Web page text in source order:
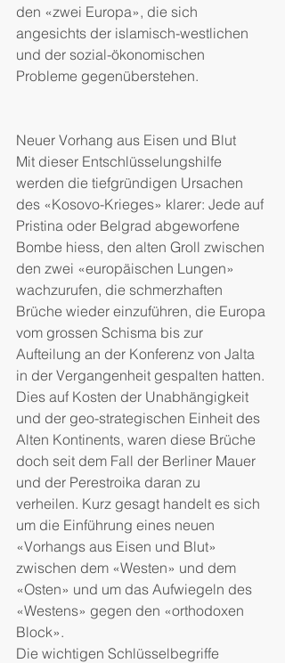
den «zwei Europa», die sich
angesichts der islamisch-westlichen
und der sozial-ökonomischen
Probleme gegenüberstehen.
Neuer Vorhang aus Eisen und Blut
Mit dieser Entschlüsselungshilfe
werden die tiefgründigen Ursachen
des «Kosovo-Krieges» klarer: Jede auf
Pristina oder Belgrad abgeworfene
Bombe hiess, den alten Groll zwischen
den zwei «europäischen Lungen»
wachzurufen, die schmerzhaften
Brüche wieder einzuführen, die Europa
vom grossen Schisma bis zur
Aufteilung an der Konferenz von Jalta
in der Vergangenheit gespalten hatten.
Dies auf Kosten der Unabhängigkeit
und der geo-strategischen Einheit des
Alten Kontinents, waren diese Brüche
doch seit dem Fall der Berliner Mauer
und der Perestroika daran zu
verheilen. Kurz gesagt handelt es sich
um die Einführung eines neuen
«Vorhangs aus Eisen und Blut»
zwischen dem «Westen» und dem
«Osten» und um das Aufwiegeln des
«Westens» gegen den «orthodoxen
Block».
Die wichtigen Schlüsselbegriffe